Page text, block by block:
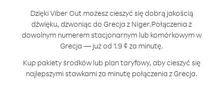
Dzięki Viber Out możesz cieszyć się dobrą jakością
dźwięku, dzwoniąc do Grecja z Niger.Połączenia z
dowolnym numerem stacjonarnym lub komórkowym w
Grecja — już od 1.9 ¢ za minutę.
Kup pakiety środków lub plan taryfowy, aby cieszyć się
najlepszymi stawkami za minutę połączenia z Grecja.